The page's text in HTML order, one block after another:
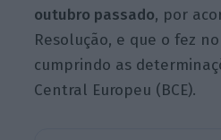
outubro passado, por
Resolução, e que o fez
cumprindo as
Central Europeu (BCE).